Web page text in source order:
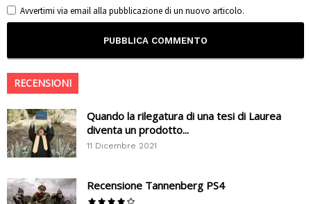
Avvertimi via email alla pubblicazione di un nuovo articolo.
RECENSIONI
Quando la rilegatura di una tesi di Laurea
diventa un prodotto...
11 Dicembre 2021
Recensione Tannenberg PS4